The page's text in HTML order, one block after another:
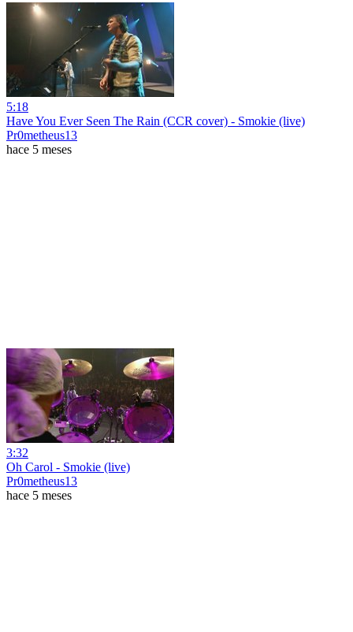
5:18
Have You Ever Seen The Rain (CCR cover) - Smokie (live)
Pr0metheus13
hace 5 meses
3:32
Oh Carol - Smokie (live)
Pr0metheus13
hace 5 meses